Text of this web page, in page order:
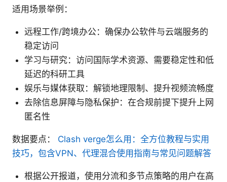
适用场景举例：
远程工作/跨境办公：确保办公软件与云端服务的
稳定访问
学习与研究：访问国际学术资源、需要稳定性和低
延迟的科研工具
娱乐与媒体获取：解锁地理限制、提升视频流畅度
去除信息屏障与隐私保护：在合规前提下提升上网
匿名性
数据要点： Clash verge怎么用：全方位教程与实用
技巧，包含VPN、代理混合使用指南与常见问题解答
根据公开报道，使用分流和多节点策略的用户在高